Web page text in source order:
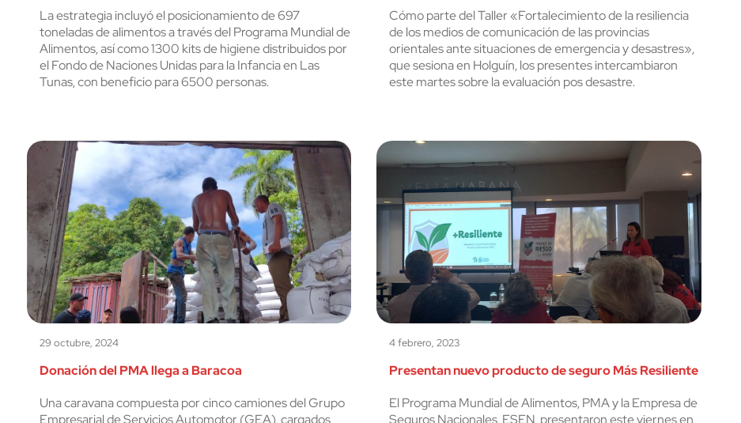
La estrategia incluyó el posicionamiento de 697
toneladas de alimentos a través del Programa Mundial de
Alimentos, así como 1300 kits de higiene distribuidos por
el Fondo de Naciones Unidas para la Infancia en Las
Tunas, con beneficio para 6500 personas.
Cómo parte del Taller «Fortalecimiento de la resiliencia
de los medios de comunicación de las provincias
orientales ante situaciones de emergencia y desastres»,
que sesiona en Holguín, los presentes intercambiaron
este martes sobre la evaluación pos desastre.
29 octubre, 2024
Donación del PMA llega a Baracoa
Una caravana compuesta por cinco camiones del Grupo
4 febrero, 2023
Presentan nuevo producto de seguro Más Resiliente
El Programa Mundial de Alimentos, PMA y la Empresa de